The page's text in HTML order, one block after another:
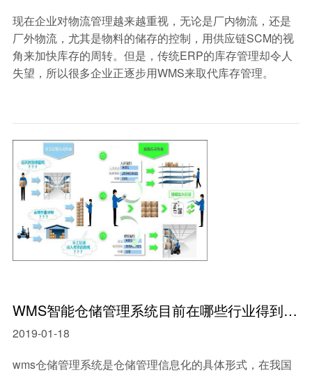
现在企业对物流管理越来越重视，无论是厂内物流，还是
厂外物流，尤其是物料的储存的控制，用供应链SCM的视
角来加快库存的周转。但是，传统ERP的库存管理却令人
失望，所以很多企业正逐步用WMS来取代库存管理。
WMS智能仓储管理系统目前在哪些行业得到了应用呢？
2019-01-18
wms仓储管理系统是仓储管理信息化的具体形式，在我国